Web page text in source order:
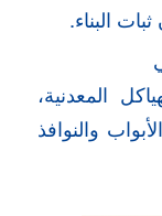
البناء.
المعدنية،
والنوافذ